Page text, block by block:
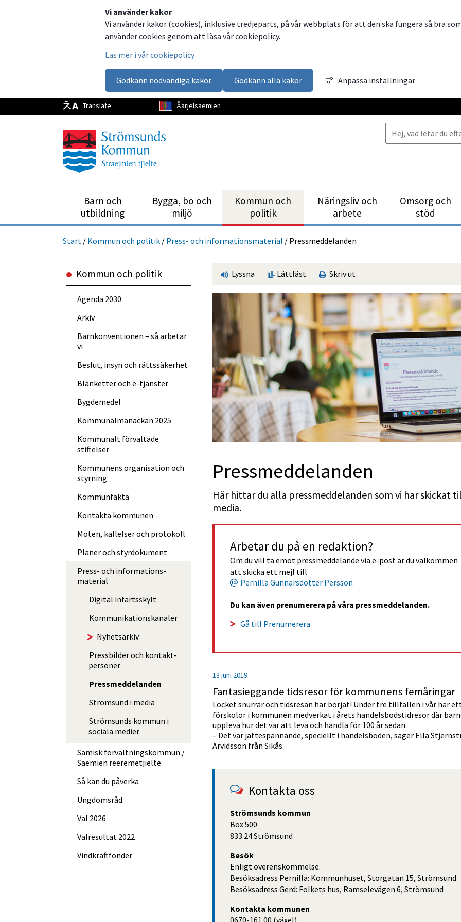
Vi använder kakor
Vi använder kakor (cookies), inklusive tredjeparts, på vår webbplats för att den ska fungera så bra
använder cookies genom att läsa vår cookiepolicy.
Läs mer i vår cookiepolicy
Godkänn nödvändiga kakor Godkänn alla kakor Anpassa inställningar
Translate Åarjelsaemien
Barn och
utbild­ning
Bygga, bo och
miljö
Kommun och
politik
Närings­liv och
arbete
Omsorg och
stöd
Start / Kommun och politik / Press- och informations­material / Press­med­delan­den
Lyssna Lättläst Skriv ut
Press­med­delan­den
Här hittar du alla pressmeddelanden som vi har skickat
media.
Arbetar du på en redaktion?
Om du vill ta emot pressmeddelande via e-post är du välkommen
att skicka ett mejl till
Pernilla Gunnarsdotter Persson
Du kan även prenumerera på våra pressmeddelanden.
Gå till Prenumerera
13 juni 2019
Fantasieggande tidsresor för kommunens femåringar
Locket snurrar och tidsresan har börjat! Under tre tillfällen i vår har
förskolor i kommunen medverkat i årets handelsbodstidresor där
uppleva hur det var att leva och handla för 100 år sedan.
– Det var jättespännande, speciellt i handelsboden, säger Ella
Arvidsson från Sikås.
Kontakta oss
Strömsunds kommun
Box 500
833 24 Strömsund
Besök
Enligt överenskommelse.
Besöksadress Pernilla: Kommunhuset, Storgatan 15, Strömsund
Besöksadress Gerd: Folkets hus, Ramselevägen 6, Strömsund
Kontakta kommunen
0670-161 00 (växel)
Kommun och politik
Agenda 2030
Arkiv
Barnkonventionen – så arbetar
vi
Beslut, insyn och rättssäkerhet
Blanketter och e-tjänster
Bygdemedel
Kommun­almanackan 2025
Kommunalt förvaltade
stiftelser
Kommunens organisation och
styrning
Kommunfakta
Kontakta kommunen
Möten, kallelser och protokoll
Planer och styrdokument
Press- och informations­
material
Digital infartsskylt
Kommuni­kations­kanaler
Nyhetsarkiv
Pressbilder och kontakt­
personer
Press­med­delan­den
Strömsund i media
Strömsunds kommun i
sociala medier
Samisk förvalt­nings­kommun /
Saemien reere­met­jïelte
Så kan du påverka
Ungdomsråd
Val 2026
Valresultat 2022
Vindkraftfonder